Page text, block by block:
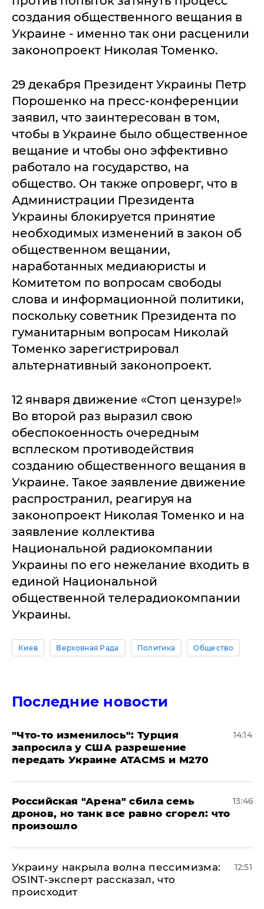
создания общественного вещания в
Украине - именно так они расценили
законопроект Николая Томенко.
29 декабря Президент Украины Петр
Порошенко на пресс-конференции
заявил, что заинтересован в том,
чтобы в Украине было общественное
вещание и чтобы оно эффективно
работало на государство, на
общество. Он также опроверг, что в
Администрации Президента
Украины блокируется принятие
необходимых изменений в закон об
общественном вещании,
наработанных медиаюристы и
Комитетом по вопросам свободы
слова и информационной политики,
поскольку советник Президента по
гуманитарным вопросам Николай
Томенко зарегистрировал
альтернативный законопроект.
12 января движение «Стоп цензуре!»
Во второй раз выразил свою
обеспокоенность очередным
всплеском противодействия
созданию общественного вещания в
Украине. Такое заявление движение
распространил, реагируя на
законопроект Николая Томенко и на
заявление коллектива
Национальной радиокомпании
Украины по его нежелание входить в
единой Национальной
общественной телерадиокомпании
Украины.
Киев Верховная Рада Политика Общество
Последние новости
​"Что-то изменилось": Турция
запросила у США разрешение
передать Украине ATACMS и M270
14:14
​Российская "Арена" сбила семь
дронов, но танк все равно сгорел: что
произошло
13:46
​Украину накрыла волна пессимизма:
OSINT-эксперт рассказал, что
происходит
12:51